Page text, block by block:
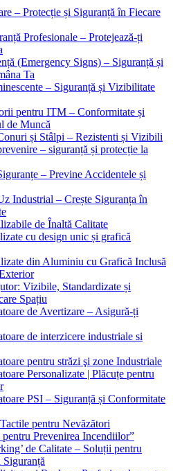
– Protecție și Siguranță în Fiecare
Profesionale – Protejează-ți
(Emergency Signs) – Siguranță și
Ta
– Siguranță și Vizibilitate
pentru ITM – Conformitate și
de Muncă
și Stâlpi – Rezistenti și Vizibili
– siguranță și protecție la
– Previne Accidentele și
Industrial – Crește Siguranța în
de Înaltă Calitate
cu design unic și grafică
din Aluminiu cu Grafică Inclusă
Vizibile, Standardizate și
Spațiu
de Avertizare – Asigură-ți
de interzicere industriale si
pentru străzi şi zone Industriale
Personalizate | Plăcuțe pentru
PSI – Siguranță și Conformitate
pentru Nevăzători
Prevenirea Incendiilor”
de Calitate – Soluții pentru
Siguranță